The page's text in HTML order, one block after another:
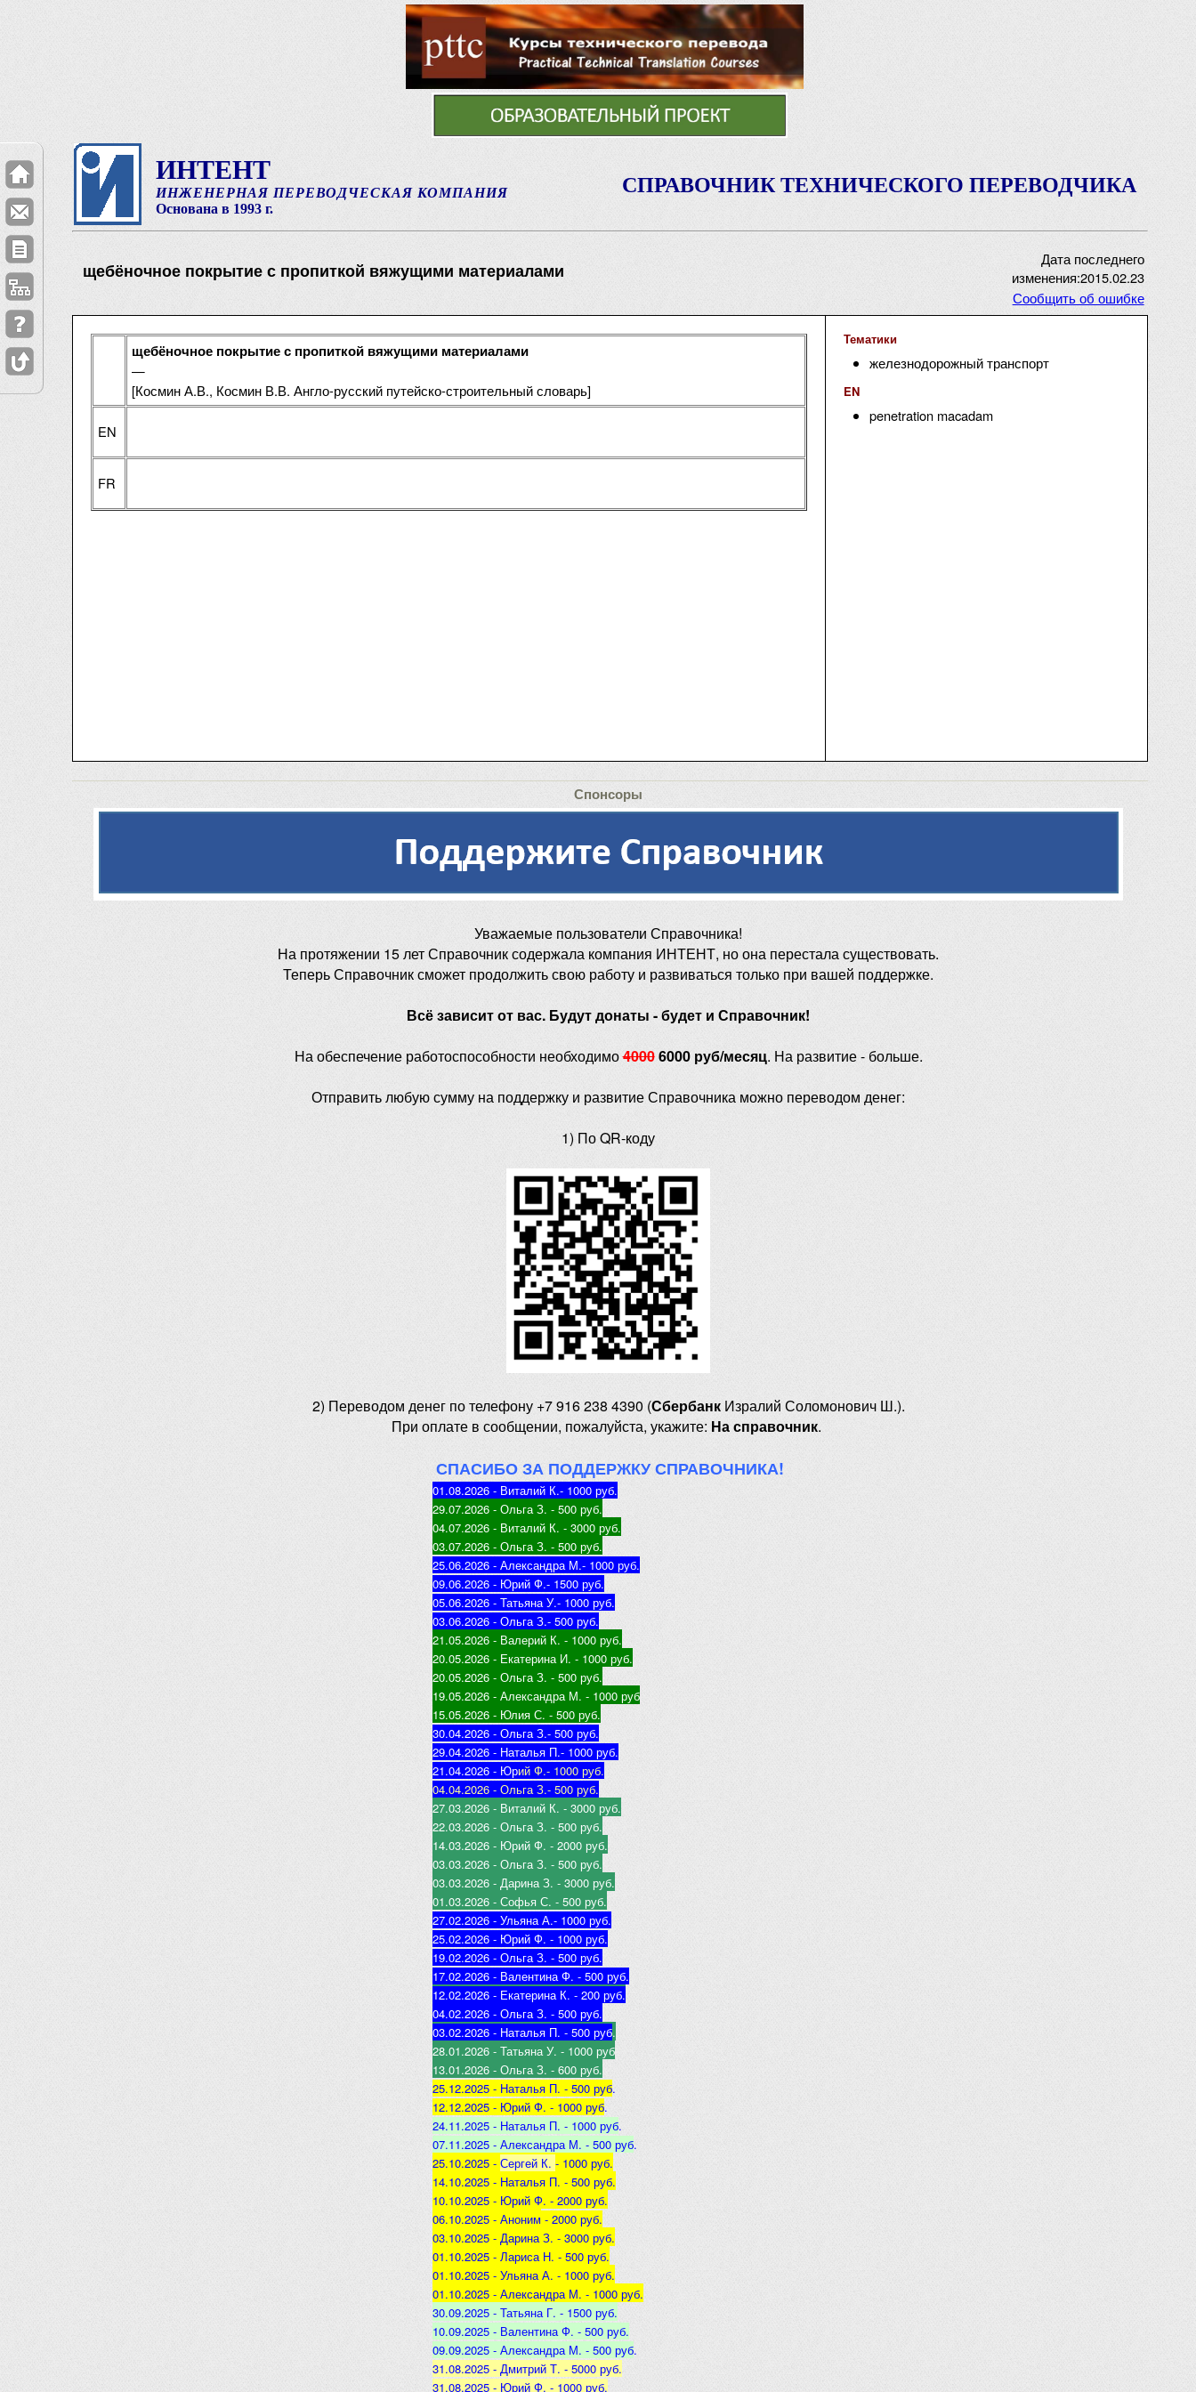
ИНТЕНТ
ИНЖЕНЕРНАЯ ПЕРЕВОДЧЕСКАЯ КОМПАНИЯ
Основана в 1993 г.
СПРАВОЧНИК ТЕХНИЧЕСКОГО ПЕРЕВОДЧИКА
щебёночное покрытие с пропиткой вяжущими материалами
Дата последнего
изменения:2015.02.23
Сообщить об ошибке
щебёночное покрытие с пропиткой вяжущими материалами
—
[Космин А.В., Космин В.В. Англо-русский путейско-строительный словарь]
EN
FR
Тематики
железнодорожный транспорт
EN
penetration macadam
Спонсоры
Уважаемые пользователи Справочника!
На протяжении 15 лет Справочник содержала компания ИНТЕНТ, но она перестала существовать.
Теперь Справочник сможет продолжить свою работу и развиваться только при вашей поддержке.
Всё зависит от вас. Будут донаты - будет и Справочник!
На обеспечение работоспособности необходимо40006000 руб/месяц. На развитие - больше.
Отправить любую сумму на поддержку и развитие Справочника можно переводом денег:
1) По QR-коду
2) Переводом денег по телефону +7 916 238 4390 (Сбербанк Изралий Соломонович Ш.).
При оплате в сообщении, пожалуйста, укажите: На справочник.
СПАСИБО ЗА ПОДДЕРЖКУ СПРАВОЧНИКА!
01.08.2026 - Виталий К.- 1000 руб.
29.07.2026 - Ольга З. - 500 руб.
04.07.2026 - Виталий К. - 3000 руб.
03.07.2026 - Ольга З. - 500 руб.
25.06.2026 - Александра М.- 1000 руб.
09.06.2026 - Юрий Ф.- 1500 руб.
05.06.2026 - Татьяна У.- 1000 руб.
03.06.2026 - Ольга З.- 500 руб.
21.05.2026 - Валерий К. - 1000 руб.
20.05.2026 - Екатерина И. - 1000 руб.
20.05.2026 - Ольга З. - 500 руб.
19.05.2026 - Александра М. - 1000 руб
15.05.2026 - Юлия С. - 500 руб.
30.04.2026 - Ольга З.- 500 руб.
29.04.2026 - Наталья П.- 1000 руб.
21.04.2026 - Юрий Ф.- 1000 руб.
04.04.2026 - Ольга З.- 500 руб.
27.03.2026 - Виталий К. - 3000 руб.
22.03.2026 - Ольга З. - 500 руб.
14.03.2026 - Юрий Ф. - 2000 руб.
03.03.2026 - Ольга З. - 500 руб.
03.03.2026 - Дарина З. - 3000 руб.
01.03.2026 - Софья С. - 500 руб.
27.02.2026 - Ульяна А.- 1000 руб.
25.02.2026 - Юрий Ф. - 1000 руб.
19.02.2026 - Ольга З. - 500 руб.
17.02.2026 - Валентина Ф. - 500 руб.
12.02.2026 - Екатерина К. - 200 руб.
04.02.2026 - Ольга З. - 500 руб.
03.02.2026 - Наталья П. - 500 руб.
28.01.2026 - Татьяна У. - 1000 руб
13.01.2026 - ОльгаЗ. - 600 руб.
25.12.2025 - Наталья П. - 500 руб.
12.12.2025 - Юрий Ф. - 1000 руб.
24.11.2025 - Наталья П. - 1000 руб.
07.11.2025 - Александра М. - 500 руб.
25.10.2025 - Сергей К. - 1000 руб.
14.10.2025 - Наталья П. - 500 руб.
10.10.2025 - Юрий Ф. - 2000 руб.
06.10.2025 - Аноним - 2000 руб.
03.10.2025 - Дарина З. - 3000 руб.
01.10.2025 - Лариса Н. - 500 руб.
01.10.2025 - Ульяна А. - 1000 руб.
01.10.2025 - Александра М. - 1000 руб.
30.09.2025 - Татьяна Г. - 1500 руб.
10.09.2025 - Валентина Ф. - 500 руб.
09.09.2025 - Александра М. - 500 руб.
31.08.2025 - Дмитрий Т. - 5000 руб.
31.08.2025 - Юрий Ф. - 1000 руб.